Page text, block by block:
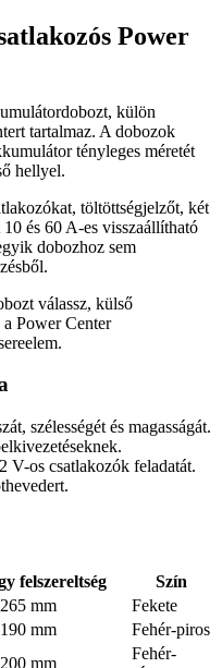
Power
külön
tartalmaz. A dobozok
tényleges méretét
hellyel.
töltöttségjelzőt, két
és 60 A-es visszaállítható
dobozhoz sem
válassz, külső
Power Center
szélességét és magasságát.
V-os csatlakozók feladatát.
felszereltség
Szín
mm
Fekete
mm
Fehér-piros
mm
Fehér-